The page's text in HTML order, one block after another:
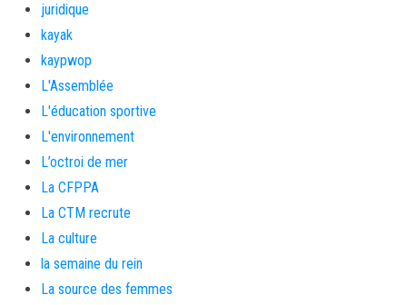
juridique
kayak
kaypwop
L'Assemblée
L'éducation sportive
L'environnement
L’octroi de mer
La CFPPA
La CTM recrute
La culture
la semaine du rein
La source des femmes